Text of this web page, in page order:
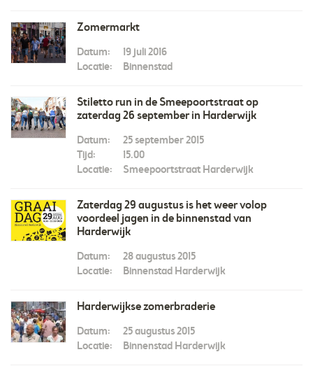
Zomermarkt
Datum:
19 juli 2016
Locatie:
Binnenstad
Stiletto run in de Smeepoortstraat op
zaterdag 26 september in Harderwijk
Datum:
25 september 2015
Tijd:
15.00
Locatie:
Smeepoortstraat Harderwijk
Zaterdag 29 augustus is het weer volop
voordeel jagen in de binnenstad van
Harderwijk
Datum:
28 augustus 2015
Locatie:
Binnenstad Harderwijk
Harderwijkse zomerbraderie
Datum:
25 augustus 2015
Locatie:
Binnenstad Harderwijk